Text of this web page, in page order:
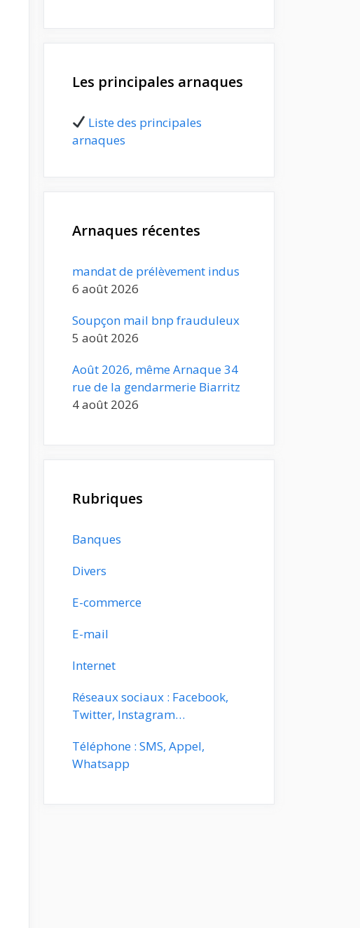
Les principales arnaques
Liste des principales
arnaques
Arnaques récentes
mandat de prélèvement indus
6 août 2026
Soupçon mail bnp frauduleux
5 août 2026
Août 2026, même Arnaque 34
rue de la gendarmerie Biarritz
4 août 2026
Rubriques
Banques
Divers
E-commerce
E-mail
Internet
Réseaux sociaux : Facebook,
Twitter, Instagram…
Téléphone : SMS, Appel,
Whatsapp